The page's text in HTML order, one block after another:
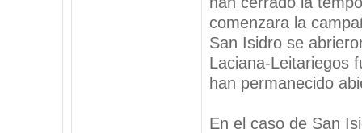
comenzara la
San Isidro se
Laciana-Leitariegos
han permanecido
En el caso de San